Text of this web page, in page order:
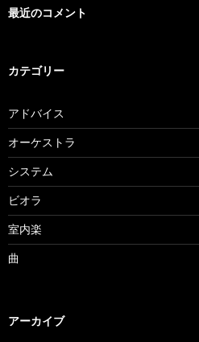
最近のコメント
カテゴリー
アドバイス
オーケストラ
システム
ビオラ
室内楽
曲
アーカイブ